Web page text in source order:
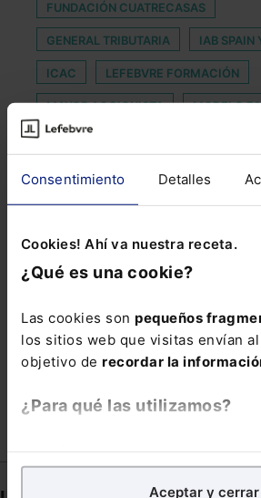
Consentimiento Detalles
Cookies! Ahí va nuestra receta.
¿Qué es una cookie?
Las cookies son pequeños
los sitios web que visitas envían al
objetivo de recordar la
¿Para qué las utilizamos?
analíticospara tratar demejorar
Aceptar y cerrar
FUNDACIÓN CUATRECASAS
GENERAL TRIBUTARIA IAB SPAIN
ICAC LEFEBVRE FORMACIÓN
MAYOR ACCIONISTA MODELO
PAREJA NO CONVIVIENTE
PERMISOS Y LICENCIAS
PLATAFORMAS DIGITALES
RED DE DESPACHOS
TASA AMAZON TRÁFICO DE
TRIDIMENSIONALES VICTIMA